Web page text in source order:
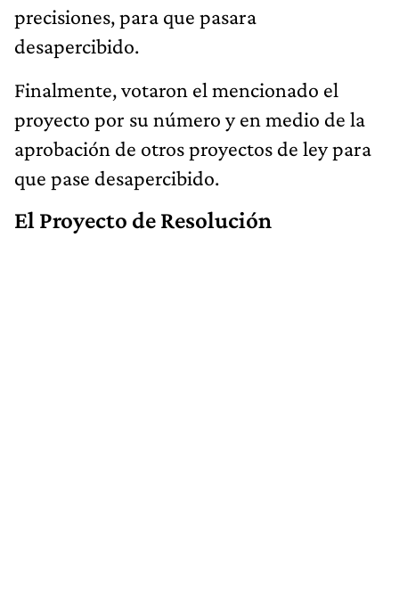
precisiones, para que pasara
desapercibido.
Finalmente, votaron el mencionado el
proyecto por su número y en medio de la
aprobación de otros proyectos de ley para
que pase desapercibido.
El Proyecto de Resolución